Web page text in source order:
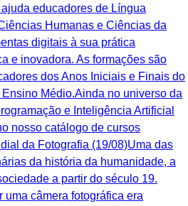
educadores de Língua
Humanas e Ciências da
digitais à sua prática
e inovadora. As formações são
dos Anos Iniciais e Finais do
Médio.Ainda no universo da
e Inteligência Artificial
nosso catálogo de cursos
da Fotografia (19/08)Uma das
da história da humanidade, a
a partir do século 19.
uma câmera fotográfica era